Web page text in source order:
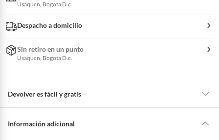
Usaqucn, Bogota D.c.
Despacho a domicilio
Sin retiro en un punto
Usaqucn, Bogota D.c.
Devolver es fácil y gratis
en todo momento. Por eso, como clientes cuentas con garantías y
Información adicional